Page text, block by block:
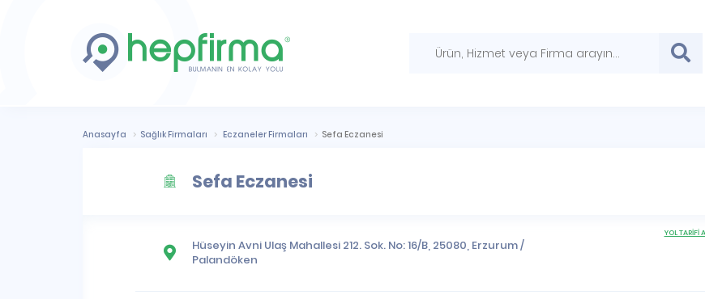
Anasayfa Sağlık Firmaları Eczaneler Firmaları Sefa Eczanesi
Sefa Eczanesi
Hüseyin Avni Ulaş Mahallesi 212. Sok. No: 16/B, 25080, Erzurum/
Palandöken
YOL TARİFİ